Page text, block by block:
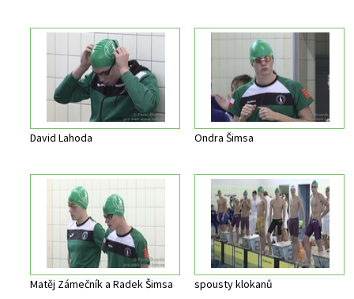
David Lahoda Ondra Šimsa
Matěj Zámečník a Radek Šimsa spousty klokanů